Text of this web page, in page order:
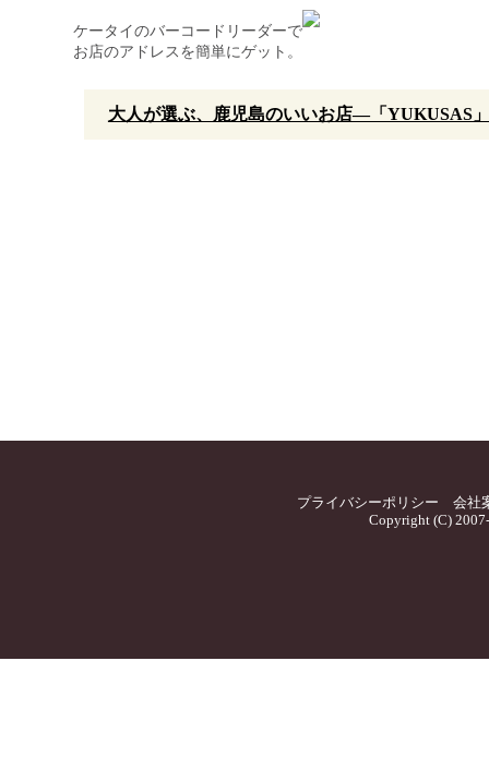
ケータイのバーコードリーダーで
お店のアドレスを簡単にゲット。
大人が選ぶ、鹿児島のいいお店—「YUKUSAS
プライバシーポリシー
会社
Copyright (C)